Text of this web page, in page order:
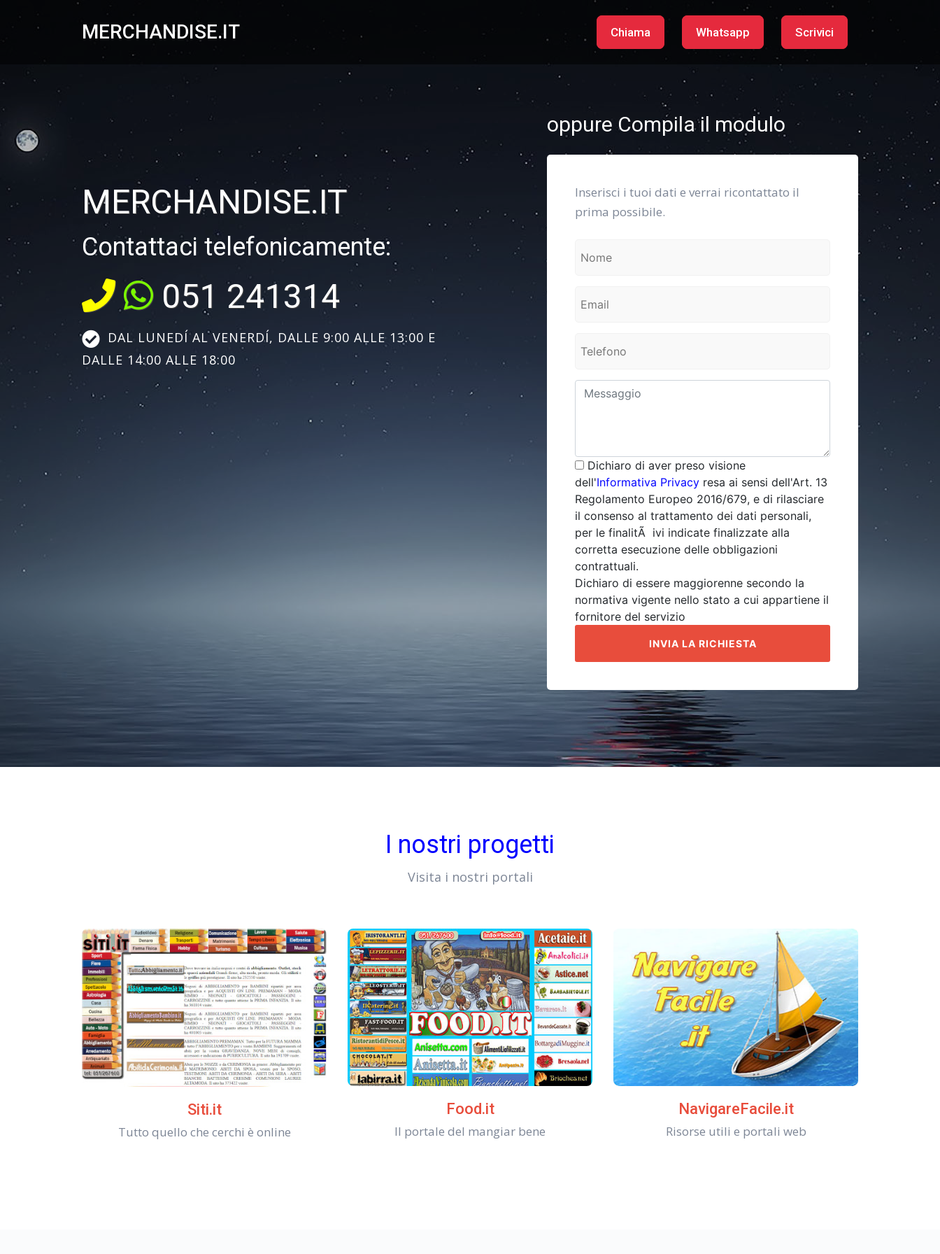
MERCHANDISE.IT Chiama Whatsapp Scrivici
MERCHANDISE.IT
Contattaci telefonicamente:
051 241314
DAL LUNEDÍ AL VENERDÍ, DALLE 9:00 ALLE 13:00 E
DALLE 14:00 ALLE 18:00
oppure Compila il modulo
Inserisci i tuoi dati e verrai ricontattato il
prima possibile.
Dichiaro di aver preso visione
dell'Informativa Privacy resa ai sensi dell'Art. 13
Regolamento Europeo 2016/679, e di rilasciare
il consenso al trattamento dei dati personali,
per le finalitÃ ivi indicate finalizzate alla
corretta esecuzione delle obbligazioni
contrattuali.
Dichiaro di essere maggiorenne secondo la
normativa vigente nello stato a cui appartiene il
fornitore del servizio
I nostri progetti
Visita i nostri portali
Siti.it
Tutto quello che cerchi è online
Food.it
Il portale del mangiar bene
NavigareFacile.it
Risorse utili e portali web